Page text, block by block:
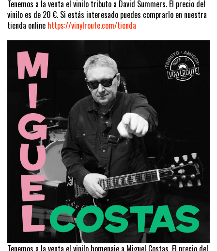
Tenemos a la venta el vinilo tributo a David Summers. El precio del
vinilo es de 20 €. Si estás interesado puedes comprarlo en nuestra
tienda online https://vinylroute.com/tienda
Tenemos a la venta el vinilo homenaje a Miguel Costas. El precio del